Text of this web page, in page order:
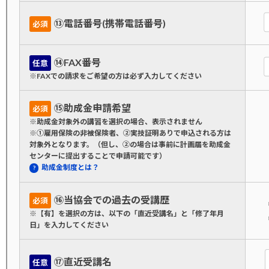
必須 ⑬電話番号(携帯電話番号)
任意 ⑭FAX番号
※FAXでの請求をご希望の方は必ず入力してください
必須 ⑮助成金申請希望
※助成金対象外の講習を選択の場合、表示されません
※①雇用保険の非被保険者、②実技証明ありで申込される方は
対象外となります。（但し、②の場合は事前に計画届を助成金
センターに提出することで申請可能です）
助成金制度とは？
必須 ⑯当協会での過去の受講歴
※【有】を選択の方は、以下の「直近受講名」と「修了年月
日」を入力してください
任意 ⑰直近受講名